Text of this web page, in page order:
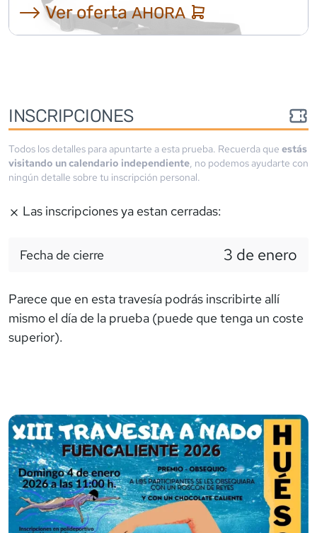
⟶ Ver ofertaAHORA
INSCRIPCIONES
Todos los detalles para apuntarte a esta prueba. Recuerda que estás
visitando un calendario independiente, no podemos ayudarte con
ningún detalle sobre tu inscripción personal.
Las inscripciones ya estan cerradas:
Fecha de cierre 3 de enero
Parece que en esta travesía podrás inscribirte allí
mismo el día de la prueba (puede que tenga un coste
superior).